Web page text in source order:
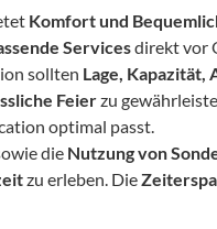
Komfort und
Services direkt vor
sollten Lage, Kapazität,
Feier zu
optimal passt.
die Nutzung von
zu erleben. Die